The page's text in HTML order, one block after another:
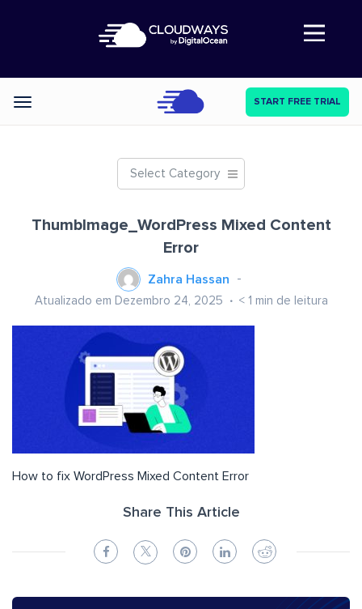
Abre a navegação
Categories START FREE TRIAL
Select Category
ThumbImage_WordPress Mixed Content
Error
Zahra Hassan
Atualizado em Dezembro 24, 2025 < 1 min de leitura
How to fix WordPress Mixed Content Error
Share This Article